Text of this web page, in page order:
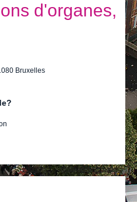
d'organes,
Bruxelles
sur
Imprimer Envoyer cette page